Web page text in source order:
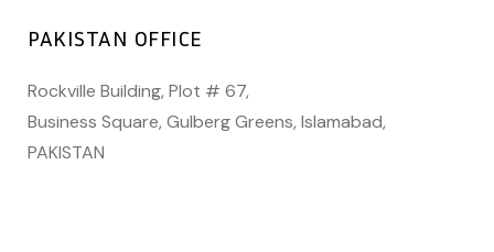
PAKISTAN OFFICE
Rockville Building, Plot # 67,
Business Square, Gulberg Greens, Islamabad,
PAKISTAN